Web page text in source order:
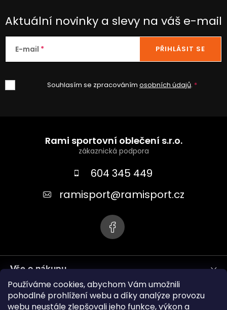
Používáme cookies, abychom Vám umožnili
pohodlné prohlížení webu a díky analýze provozu
webu neustále zlepšovali jeho funkce, výkon a
Aktuální novinky a slevy na váš e-mail
E-mail
Souhlasím se zpracováním osobních údajů.
PŘIHLÁSIT SE
Rami sportovní oblečení s.r.o.
604 345 449
ramisport@ramisport.cz
Vše o nákupu
Informace pro vás